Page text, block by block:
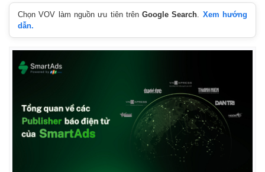
Chọn VOV làm nguồn ưu tiên trênGoogle Search. Xem hướng
dẫn.